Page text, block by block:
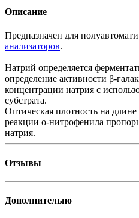
Описание
Предназначен для
анализаторов.
Натрий определяется
определение активности β-
концентрации натрия с
субстрата.
Оптическая плотность на
реакции о-нитрофенила
натрия.
Отзывы
Дополнительно